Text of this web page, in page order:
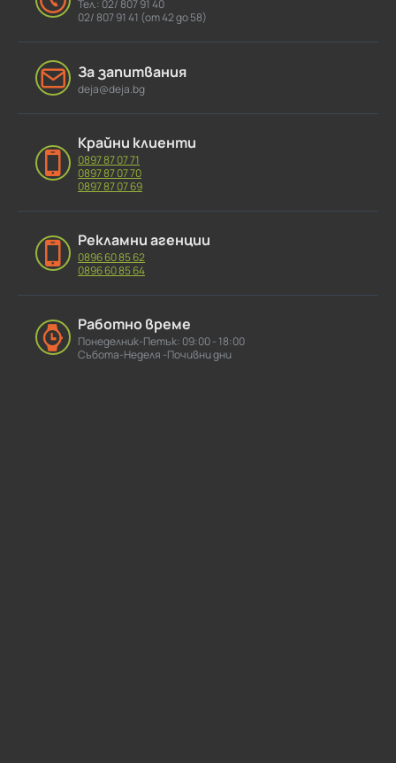
Тел.: 02/ 807 91 40
02/ 807 91 41 (от 42 до 58)
За запитвания
deja@deja.bg
Крайни клиенти
0897 87 07 71
0897 87 07 70
0897 87 07 69
Рекламни агенции
0896 60 85 62
0896 60 85 64
Работно време
Понеделник-Петък: 09:00 - 18:00
Събота-Неделя -Почивни дни